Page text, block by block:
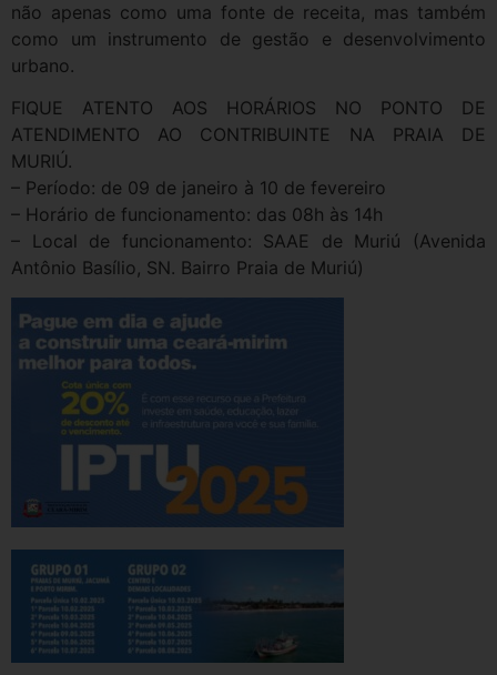
não apenas como uma fonte de receita, mas também
como um instrumento de gestão e desenvolvimento
urbano.
FIQUE ATENTO AOS HORÁRIOS NO PONTO DE
ATENDIMENTO AO CONTRIBUINTE NA PRAIA DE
MURIÚ.
– Período: de 09 de janeiro à 10 de fevereiro
– Horário de funcionamento: das 08h às 14h
– Local de funcionamento: SAAE de Muriú (Avenida
Antônio Basílio, SN. Bairro Praia de Muriú)